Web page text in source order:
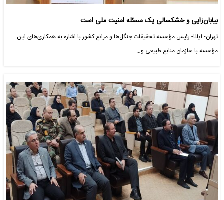
بیابان‌زایی و خشکسالی یک مسئله امنیت ملی است
تهران- ایانا- رئیس مؤسسه تحقیقات جنگل‌ها و مراتع کشور با اشاره به همکاری‌های این
مؤسسه با سازمان منابع طبیعی و…